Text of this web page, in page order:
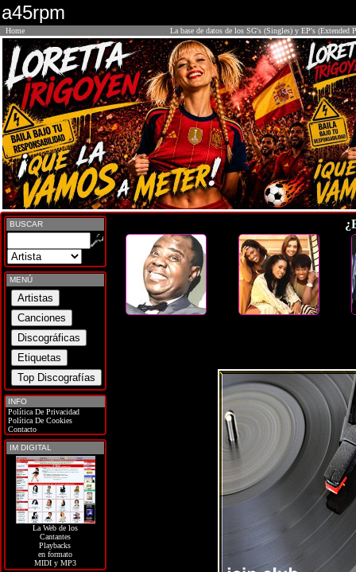
a45rpm
Home La base de datos de los SG's (Singles) y EP's (Extended
BUSCAR
MENÚ
INFO
Política De Privacidad
Política De Cookies
Contacto
IM DIGITAL
La Web de los
Cantantes
Playbacks
en formato
MIDI y MP3